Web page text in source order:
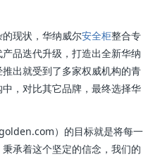
现状，华纳威尔安全柜整合专
品迭代升级，打造出全新华纳
出就受到了多家权威机构的青
，对比其它品牌，最终选择华
）的目标就是将每一
承着这个坚定的信念，我们的